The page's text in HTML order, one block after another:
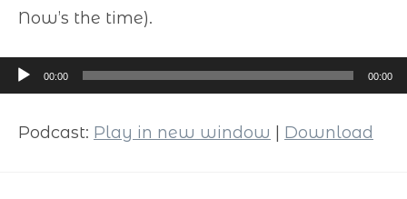
Now’s the time).
Lecteur
audio
00:00 00:00
Podcast: Play in new window Download